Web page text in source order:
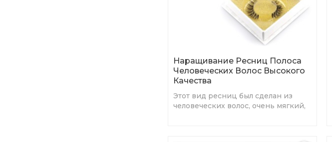
Наращивание Ресниц Полоса
Человеческих Волос Высокого
Качества
Этот вид ресниц был сделан из
человеческих волос, очень мягкий,